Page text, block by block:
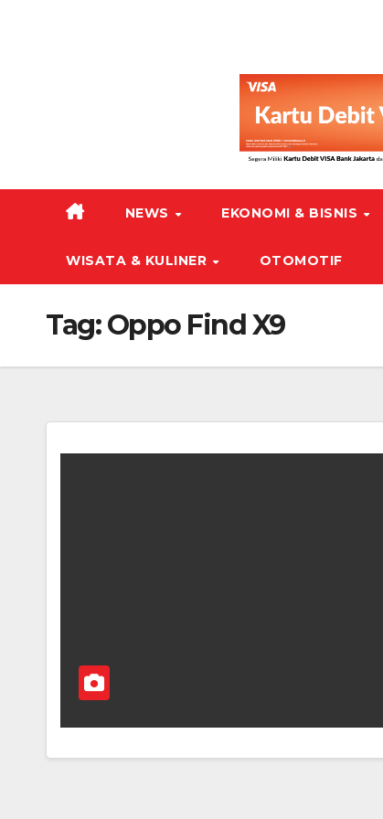
NEWS EKONOMI & BISNIS
WISATA & KULINER OTOMOTIF
Tag:Oppo Find X9